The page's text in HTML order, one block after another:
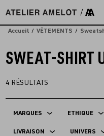
directement
auAccueil VÊTEMENTS
SWEAT-SHIRT
4 RÉSULTATS
MARQUES ETHIQUE
LIVRAISON UNIVERS